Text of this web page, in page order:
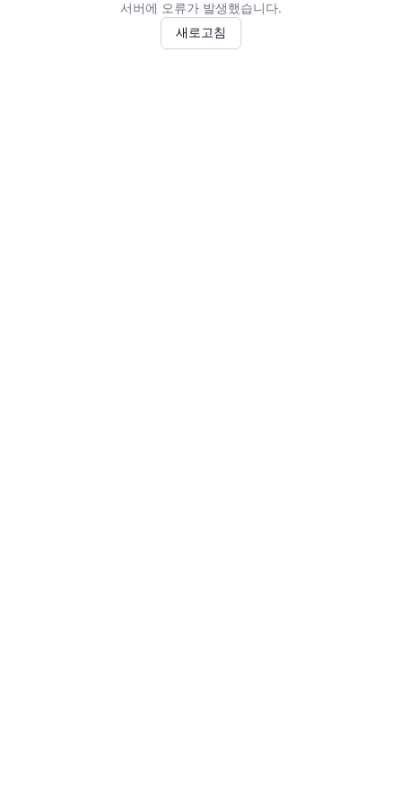
서버에 오류가 발생했습니다.
새로고침